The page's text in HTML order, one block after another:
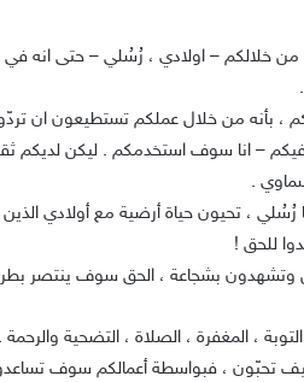
من خلالكم – اولادي ، رُسُلي – حتى انه
بأنه من خلال عملكم تستطيعون ان تردّوا
– انا سوف استخدمكم . ليكن لديكم ثقة
.
رُسُلي ، تحيون حياة أرضية مع أولادي
للحق !
وتشهدون بشجاعة ، الحق سوف ينتصر
، المغفرة ، الصلاة ، التضحية والرحمة .
تحبّون ، فبواسطة أعمالكم سوف